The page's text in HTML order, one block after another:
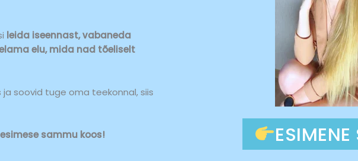
leida iseennast, vabaneda
elu, mida nad tõeliselt
soovid tuge oma teekonnal, siis
sammu koos!